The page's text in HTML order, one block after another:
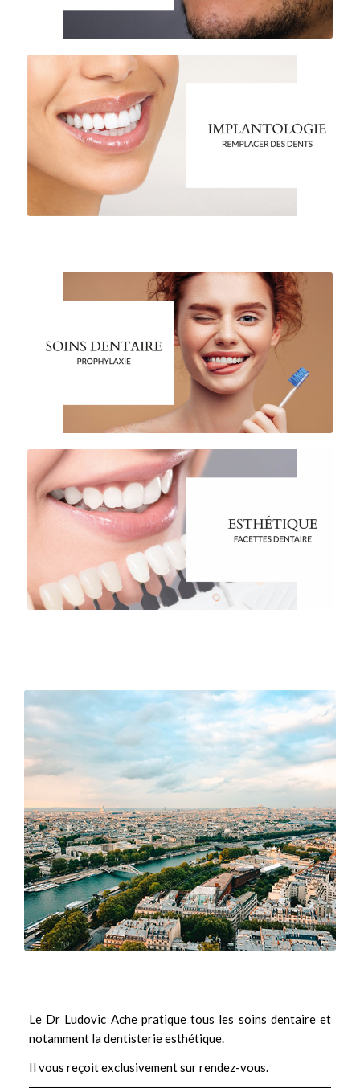
Le Dr Ludovic Ache pratique tous les soins dentaire et
notamment ladentisterie esthétique.
Il vous reçoit exclusivement sur rendez-vous.